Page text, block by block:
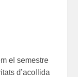
el semestre
d’acollida